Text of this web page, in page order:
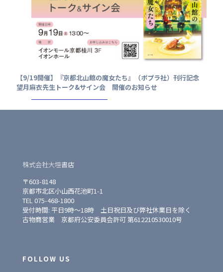
【9/19開催】『京都北山館の魔女たち』（ポプラ社）刊行記念
望月麻衣先生トーク&サイン会 開催のお知らせ
株式会社大垣書店
〒603-8148
京都市北区小山西花池町1-1
TEL 075-468-1800
受付時間: 平日9時〜18時 土日祝日及び弊社休業日を除く
古物商営業 京都府公安委員会許可 第612210530010号
FOLLOW US